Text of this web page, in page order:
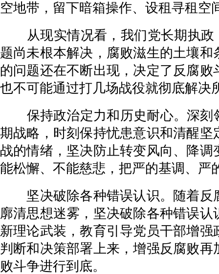
空地带，留下暗箱操作、设租寻租
从现实情况看，我们党长期执政
题尚未根本解决，腐败滋生的土壤
的问题还在不断出现，决定了反腐
也不可能通过打几场战役就彻底解决
保持政治定力和历史耐心。深刻
期战略，时刻保持忧患意识和清醒
战的情绪，坚决防止转变风向、降
能松懈、不能慈悲，把严的基调、严
坚决破除各种错误认识。随着反
廓清思想迷雾，坚决破除各种错误
新理论武装，教育引导党员干部增
判断和决策部署上来，增强反腐败
败斗争进行到底。